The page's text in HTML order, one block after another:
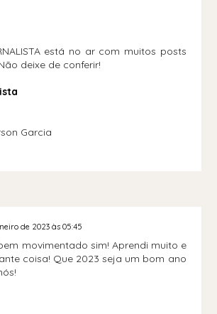
está no ar com muitos posts
deixe de conferir!
Garcia
de 2023 às 05:45
movimentado sim! Aprendi muito e
coisa! Que 2023 seja um bom ano